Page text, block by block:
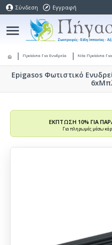
Σύνδεση Εγγραφή
Προϊόντα Για Ενυδρεία Νέα Προϊόντα
Epigasos Φωτιστικό
ΕΚΠΤΩΣΗ 10% ΓΙΑ
Για πληρωμές μέσω